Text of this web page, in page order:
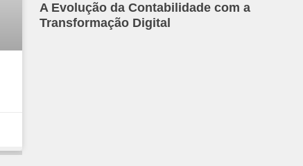
A Evolução da Contabilidade com a
Transformação Digital